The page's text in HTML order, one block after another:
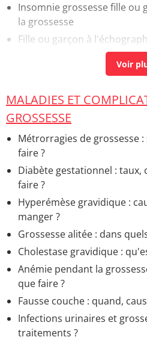
Insomnie grossesse fille ou
la grossesse
Fille ou garçon à
> Accueil -
MALADIES ET
GROSSESSE
Métrorragies de grossesse
faire ?
Diabète gestationnel : taux,
faire ?
Hyperémèse gravidique :
manger ?
Grossesse alitée : dans
Cholestase gravidique :
Anémie pendant la
que faire ?
Fausse couche : quand,
Infections urinaires et
traitements ?